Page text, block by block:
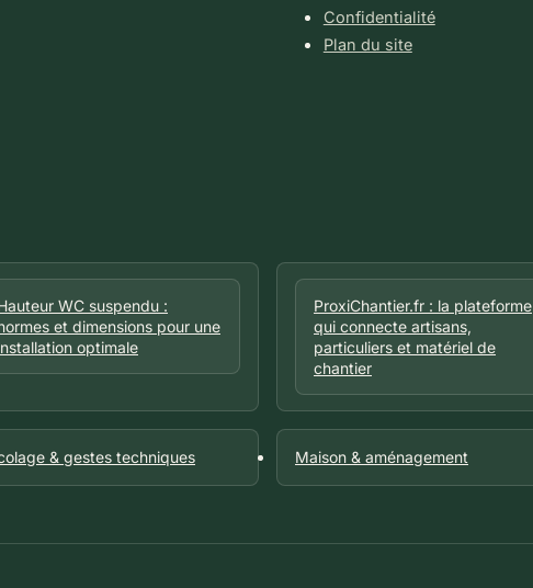
Confidentialité
Plan du site
WC suspendu :
et dimensions pour une
optimale
ProxiChantier.fr : la plateforme
qui connecte artisans,
particuliers et matériel de
chantier
& gestes techniques Maison & aménagement